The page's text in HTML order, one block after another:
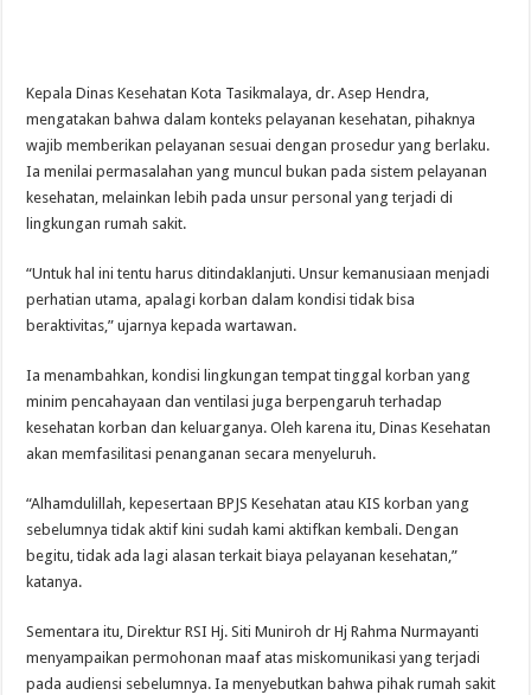
Kepala Dinas Kesehatan Kota Tasikmalaya, dr. Asep Hendra,
mengatakan bahwa dalam konteks pelayanan kesehatan, pihaknya
wajib memberikan pelayanan sesuai dengan prosedur yang berlaku.
Ia menilai permasalahan yang muncul bukan pada sistem pelayanan
kesehatan, melainkan lebih pada unsur personal yang terjadi di
lingkungan rumah sakit.
“Untuk hal ini tentu harus ditindaklanjuti. Unsur kemanusiaan menjadi
perhatian utama, apalagi korban dalam kondisi tidak bisa
beraktivitas,” ujarnya kepada wartawan.
Ia menambahkan, kondisi lingkungan tempat tinggal korban yang
minim pencahayaan dan ventilasi juga berpengaruh terhadap
kesehatan korban dan keluarganya. Oleh karena itu, Dinas Kesehatan
akan memfasilitasi penanganan secara menyeluruh.
“Alhamdulillah, kepesertaan BPJS Kesehatan atau KIS korban yang
sebelumnya tidak aktif kini sudah kami aktifkan kembali. Dengan
begitu, tidak ada lagi alasan terkait biaya pelayanan kesehatan,”
katanya.
Sementara itu, Direktur RSI Hj. Siti Muniroh dr Hj Rahma Nurmayanti
menyampaikan permohonan maaf atas miskomunikasi yang terjadi
pada audiensi sebelumnya. Ia menyebutkan bahwa pihak rumah sakit